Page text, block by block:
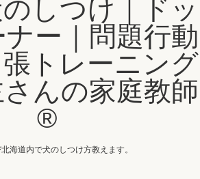
しつけ｜ドッ
ー｜問題行動
トレーニング
さんの家庭教師
®️
海道内で犬のしつけ方教えます。